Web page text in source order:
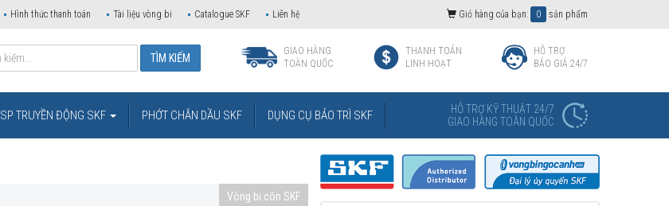
Hình thức thanh toán Tài liệu vòng bi Catalogue SKF Liên hệ Giỏ hàng của bạn: 0 sản phẩm
GIAO HÀNG
TOÀN QUỐC
THANH TOÁN
LINH HOẠT
HỖ TRỢ
BÁO GIÁ 24/7
SP TRUYỀN ĐỘNG SKF PHỚT CHẮN DẦU SKF DỤNG CỤ BẢO TRÌ SKF
HỖ TRỢ KỸ THUẬT 24/7
GIAO HÀNG TOÀN QUỐC
Vòng bi côn SKF